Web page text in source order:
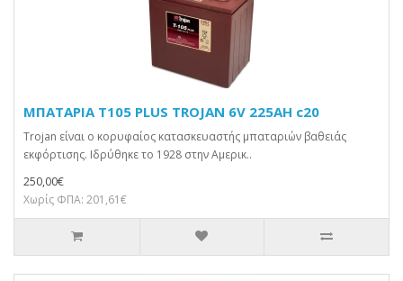
ΜΠΑΤΑΡΙΑ T105 PLUS TROJAN 6V 225AH c20
Trojan είναι ο κορυφαίος κατασκευαστής μπαταριών βαθειάς
εκφόρτισης. Ιδρύθηκε το 1928 στην Αμερικ..
250,00€
Χωρίς ΦΠΑ: 201,61€